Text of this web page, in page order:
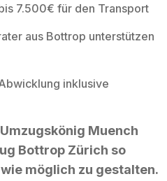
7.500€ für den Transport
aus Bottrop unterstützen
inklusive
Muench
Bottrop Zürich so
möglich zu gestalten.